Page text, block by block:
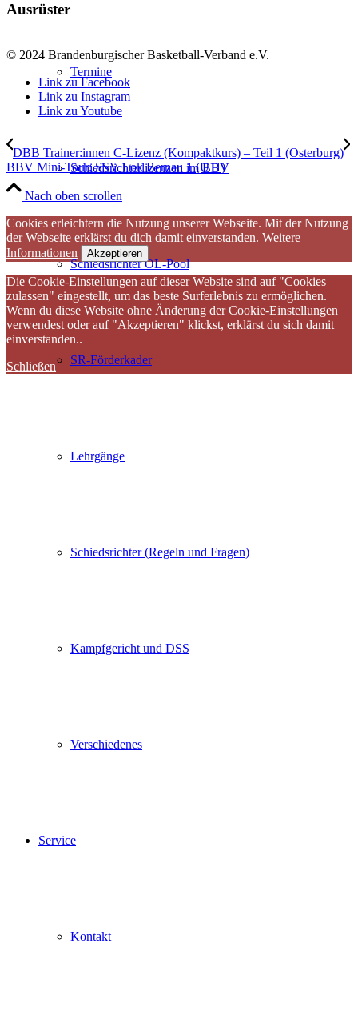
Termine
Schiedsrichterlizenzen im BBV
Schiedsrichter OL-Pool
SR-Förderkader
Lehrgänge
Schiedsrichter (Regeln und Fragen)
Kampfgericht und DSS
Verschiedenes
Service
Kontakt
Ausrüster
© 2024 Brandenburgischer Basketball-Verband e.V.
Link zu Facebook
Link zu Instagram
Link zu Youtube
DBB Trainer:innen C-Lizenz (Kompaktkurs) – Teil 1 (Osterburg)
BBV Mini-Tour: SSV Lok Bernau 1 (U11)
Nach oben scrollen
Cookies erleichtern die Nutzung unserer Webseite. Mit der Nutzung
der Webseite erklärst du dich damit einverstanden. Weitere
Informationen
Akzeptieren
Die Cookie-Einstellungen auf dieser Website sind auf "Cookies
zulassen" eingestellt, um das beste Surferlebnis zu ermöglichen.
Wenn du diese Website ohne Änderung der Cookie-Einstellungen
verwendest oder auf "Akzeptieren" klickst, erklärst du sich damit
einverstanden..
Schließen